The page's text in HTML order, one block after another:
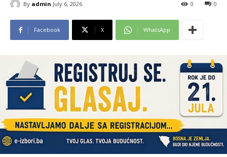
By admin July 6, 2026 0
0
Facebook X WhatsApp